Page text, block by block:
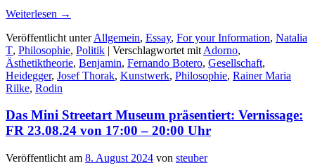
Weiterlesen →
Veröffentlicht unter Allgemein, Essay, For your Information, Natalia
T, Philosophie, Politik | Verschlagwortet mit Adorno,
Ästhetiktheorie, Benjamin, Fernando Botero, Gesellschaft,
Heidegger, Josef Thorak, Kunstwerk, Philosophie, Rainer Maria
Rilke, Rodin
Das Mini Streetart Museum präsentiert: Vernissage:
FR 23.08.24 von 17:00 – 20:00 Uhr
Veröffentlicht am 8. August 2024 von steuber